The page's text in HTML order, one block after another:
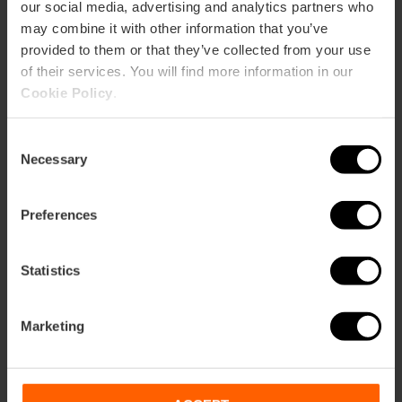
our social media, advertising and analytics partners who
may combine it with other information that you’ve
provided to them or that they’ve collected from your use
of their services. You will find more information in our
Cookie Policy
Selection
Necessary
Preferences
Statistics
Marketing